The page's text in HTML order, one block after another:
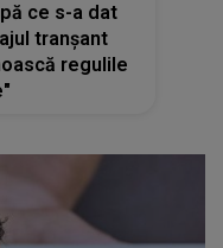
ce s-a dat
tranșant
regulile